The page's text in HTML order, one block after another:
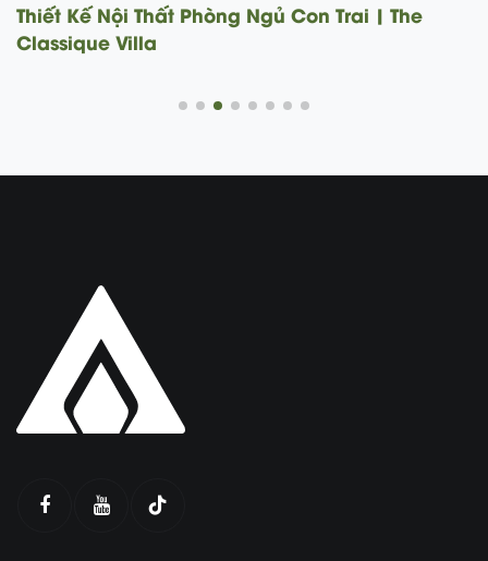
Thiết Kế Tòa Nhà Tân Cổ Điển | BICH
BEAUTY BUILDING